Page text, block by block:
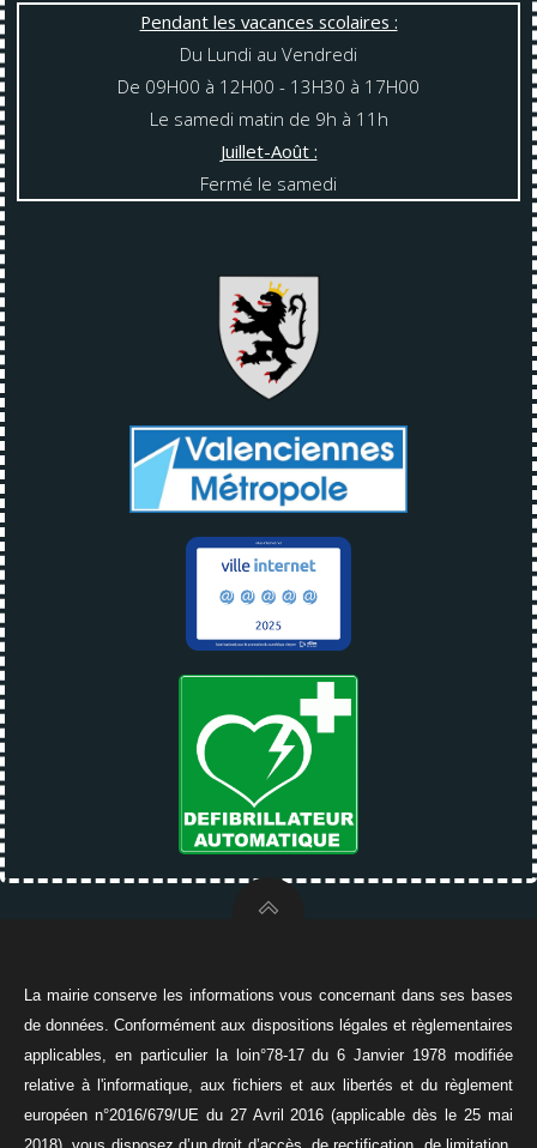
Pendant les vacances scolaires :
Du Lundi au Vendredi
De 09H00 à 12H00 - 13H30 à 17H00
Le samedi matin de 9h à 11h
Juillet-Août :
Fermé le samedi
La mairie conserve les informations vous concernant dans ses bases
de données. Conformément aux dispositions légales et règlementaires
applicables, en particulier la loin°78-17 du 6 Janvier 1978 modifiée
relative à l'informatique, aux fichiers et aux libertés et du règlement
européen n°2016/679/UE du 27 Avril 2016 (applicable dès le 25 mai
2018), vous disposez d’un droit d’accès, de rectification, de limitation,